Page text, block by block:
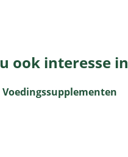
ook interesse in
Voedingssupplementen